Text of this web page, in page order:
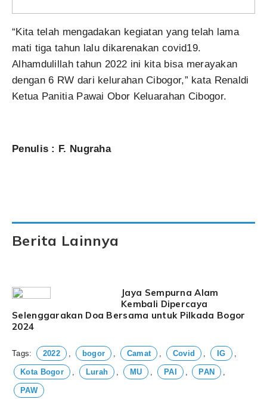
“Kita telah mengadakan kegiatan yang telah lama
mati tiga tahun lalu dikarenakan covid19.
Alhamdulillah tahun 2022 ini kita bisa merayakan
dengan 6 RW dari kelurahan Cibogor,” kata Renaldi
Ketua Panitia Pawai Obor Keluarahan Cibogor.
Penulis : F. Nugraha
Berita Lainnya
Jaya Sempurna Alam
Kembali Dipercaya
Selenggarakan Doa Bersama untuk Pilkada Bogor
2024
Tags: 2022 , bogor , Camat , Covid , IG ,
Kota Bogor , Lurah , MU , PAI , PAN ,
PAW